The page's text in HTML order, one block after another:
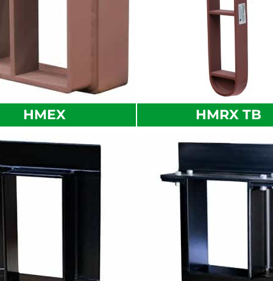
HMEX HMRX TB